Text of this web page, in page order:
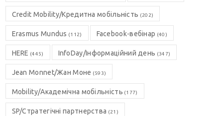
Credit Mobility/Кредитна мобільність (202)
Erasmus Mundus (112) Facebook-вебінар (40)
HERE (445) InfoDay/Інформаційний день (347)
Jean Monnet/Жан Моне (593)
Mobility/Академічна мобільність (177)
SP/Стратегічні партнерства (21)